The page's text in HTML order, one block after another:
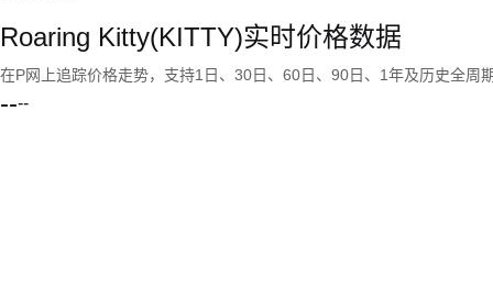
Roaring Kitty(KITTY)实时价格数据
在P网上追踪价格走势，支持1日、30日、60日、90日、1年及历史全周
----